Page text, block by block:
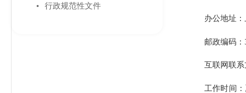
行政规范性文件
办公地址：
邮政编码：
互联网联系方
工作时间：夏